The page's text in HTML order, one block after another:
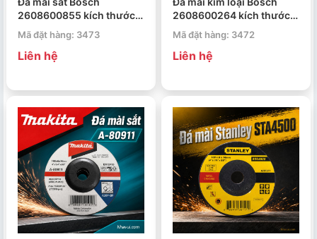
2608600855 kích thước
150x6x22.23mm
Mã đặt hàng: 3473
Liên hệ
2608600264 kích thước
180mm
Mã đặt hàng: 3472
Liên hệ